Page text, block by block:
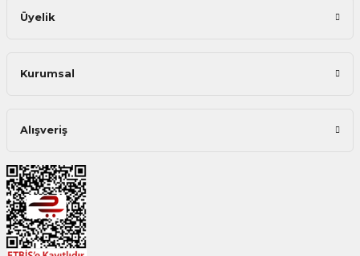
Üyelik
Kurumsal
Alışveriş